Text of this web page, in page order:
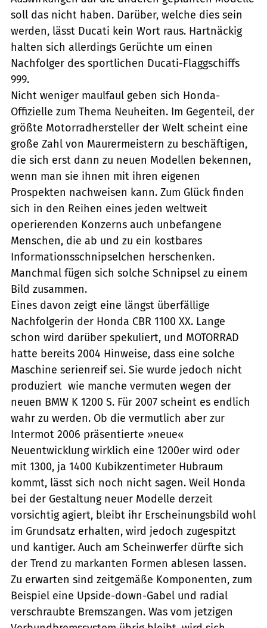
soll das nicht haben. Darüber, welche dies sein
werden, lässt Ducati kein Wort raus. Hartnäckig
halten sich allerdings Gerüchte um einen
Nachfolger des sportlichen Ducati-Flaggschiffs
999.
Nicht weniger maulfaul geben sich Honda-
Offizielle zum Thema Neuheiten. Im Gegenteil, der
größte Motorradhersteller der Welt scheint eine
große Zahl von Maurermeistern zu beschäftigen,
die sich erst dann zu neuen Modellen bekennen,
wenn man sie ihnen mit ihren eigenen
Prospekten nachweisen kann. Zum Glück finden
sich in den Reihen eines jeden weltweit
operierenden Konzerns auch unbefangene
Menschen, die ab und zu ein kostbares
Informationsschnipselchen herschenken.
Manchmal fügen sich solche Schnipsel zu einem
Bild zusammen.
Eines davon zeigt eine längst überfällige
Nachfolgerin der Honda CBR 1100 XX. Lange
schon wird darüber spekuliert, und MOTORRAD
hatte bereits 2004 Hinweise, dass eine solche
Maschine serienreif sei. Sie wurde jedoch nicht
produziert  wie manche vermuten wegen der
neuen BMW K 1200 S. Für 2007 scheint es endlich
wahr zu werden. Ob die vermutlich aber zur
Intermot 2006 präsentierte »neue«
Neuentwicklung wirklich eine 1200er wird oder
mit 1300, ja 1400 Kubikzentimeter Hubraum
kommt, lässt sich noch nicht sagen. Weil Honda
bei der Gestaltung neuer Modelle derzeit
vorsichtig agiert, bleibt ihr Erscheinungsbild wohl
im Grundsatz erhalten, wird jedoch zugespitzt
und kantiger. Auch am Scheinwerfer dürfte sich
der Trend zu markanten Formen ablesen lassen.
Zu erwarten sind zeitgemäße Komponenten, zum
Beispiel eine Upside-down-Gabel und radial
verschraubte Bremszangen. Was vom jetzigen